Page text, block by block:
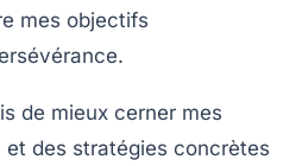
mes objectifs
de mieux cerner mes
des stratégies concrètes